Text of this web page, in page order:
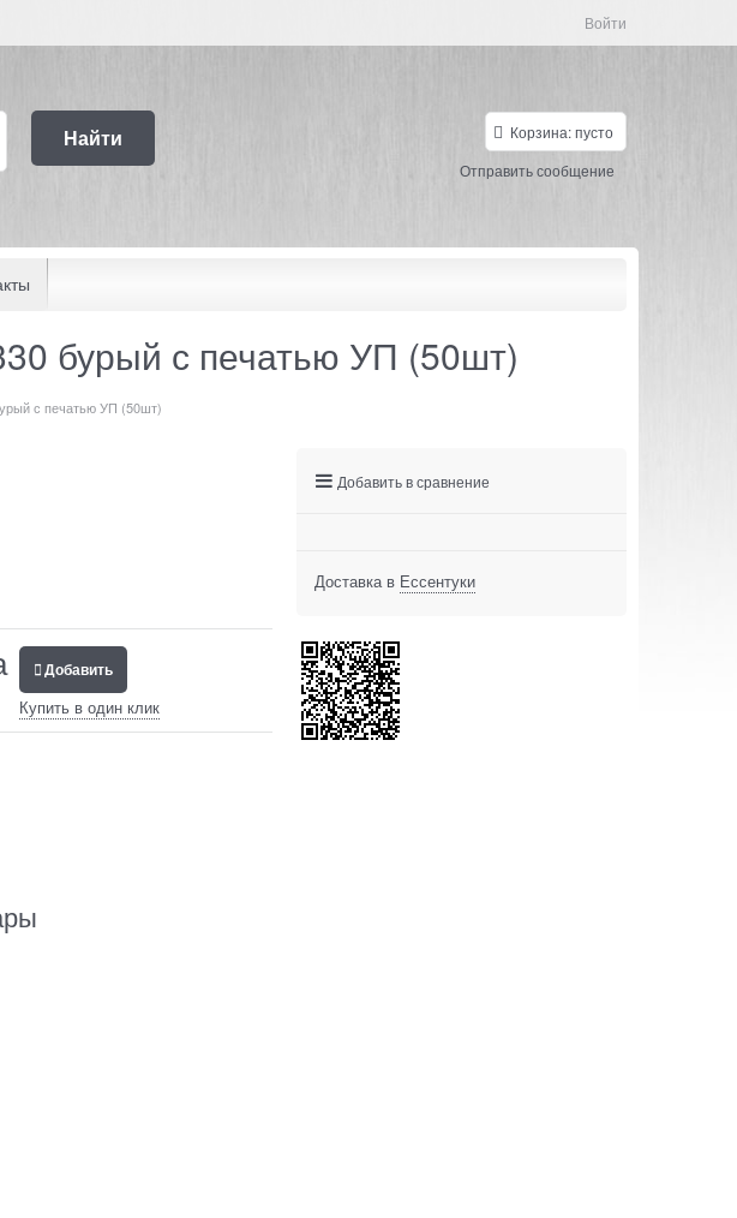
Войти
Найти Корзина:пусто
Отправить сообщение
бурый с печатью УП (50шт)
с печатью УП (50шт)
Добавить
Купить в один клик
Добавить в сравнение
Доставка в Ессентуки